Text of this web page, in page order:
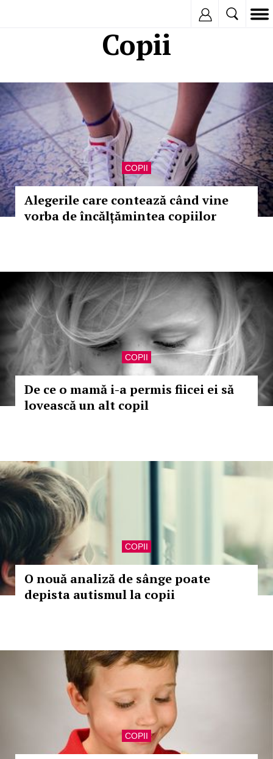
Copii
COPII
Alegerile care contează când vine
vorba de încălțămintea copiilor
COPII
De ce o mamă i-a permis fiicei ei să
lovească un alt copil
COPII
O nouă analiză de sânge poate
depista autismul la copii
COPII